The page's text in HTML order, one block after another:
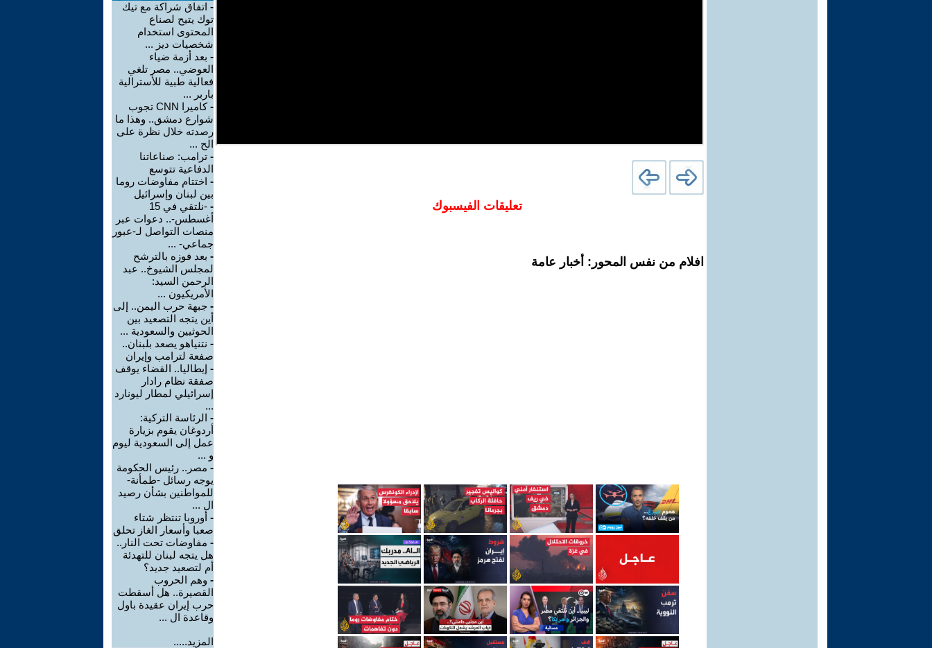
تعليقات الفيسبوك
افلام من نفس المحور: أخبار عامة
- اتفاق شراكة مع تيك
توك يتيح لصناع
المحتوى استخدام
شخصيات ديز ...
- بعد أزمة ضياء
العوضي.. مصر تلغي
فعالية طبية للأسترالية
باربر ...
-
كاميرا CNN تجوب
شوارع دمشق.. وهذا ما
رصدته خلال نظرة على
الح ...
- ترامب: صناعاتنا
الدفاعية تتوسع
- اختتام مفاوضات روما
بين لبنان وإسرائيل
-
-نلتقي في 15
أغسطس-.. دعوات عبر
منصات التواصل لـ-عبور
جماعي- ...
- بعد فوزه بالترشح
لمجلس الشيوخ.. عبد
الرحمن السيد:
الأمريكيون ...
- جبهة حرب اليمن.. إلى
أين يتجه التصعيد بين
الحوثيين والسعودية ...
- نتنياهو يصعد بلبنان..
صفعة لترامب وإيران
- إيطاليا.. القضاء يوقف
صفقة نظام رادار
إسرائيلي لمطار ليونارد
...
- الرئاسة التركية:
أردوغان يقوم بزيارة
عمل إلى السعودية ليوم
و ...
- مصر.. رئيس الحكومة
يوجه رسائل -طمأنة-
للمواطنين بشأن رصيد
ال ...
- أوروبا تنتظر شتاء
صعبا وأسعار الغاز تحلق
- مفاوضات تحت النار..
هل يتجه لبنان للتهدئة
أم لتصعيد جديد؟
- وهم الحروب
القصيرة.. هل أسقطت
حرب إيران عقيدة باول
وقاعدة ال ...
المزيد.....